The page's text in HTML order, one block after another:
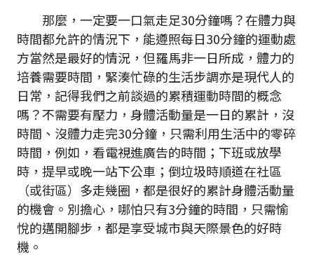
那麼，一定要一口氣走足30分鐘嗎？在體力與
時間都允許的情況下，能遵照每日30分鐘的運動處
方當然是最好的情況，但羅馬非一日所成，體力的
培養需要時間，緊湊忙碌的生活步調亦是現代人的
日常，記得我們之前談過的累積運動時間的概念
嗎？不需要有壓力，身體活動量是一日的累計，沒
時間、沒體力走完30分鐘，只需利用生活中的零碎
時間，例如，看電視進廣告的時間；下班或放學
時，提早或晚一站下公車；倒垃圾時順道在社區
（或街區）多走幾圈，都是很好的累計身體活動量
的機會。別擔心，哪怕只有3分鐘的時間，只需愉
悅的邁開腳步，都是享受城市與天際景色的好時
機。